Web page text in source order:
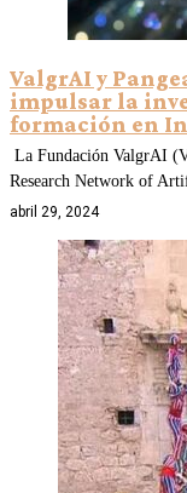
ValgrAI y
impulsar la
formación en
La Fundación ValgrAI
Research Network of
abril 29, 2024